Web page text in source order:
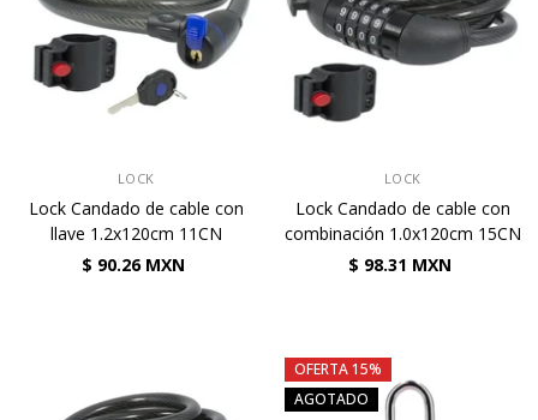
LOCK
Lock Candado de cable con
llave 1.2x120cm 11CN
$ 90.26 MXN
LOCK
Lock Candado de cable con
combinación 1.0x120cm 15CN
$ 98.31 MXN
OFERTA 15%
AGOTADO